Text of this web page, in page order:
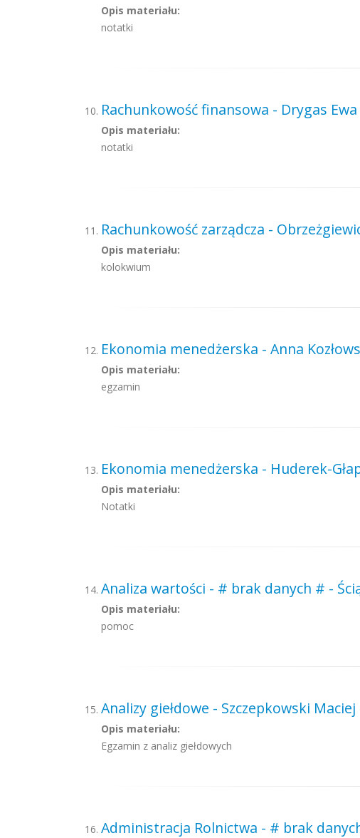
Opis materiału:
notatki
Rachunkowość finansowa - Drygas
Opis materiału:
notatki
Rachunkowość zarządcza -
Opis materiału:
kolokwium
Ekonomia menedżerska - Anna
Opis materiału:
egzamin
Ekonomia menedżerska - Huderek-
Opis materiału:
Notatki
Analiza wartości - # brak danych # -
Opis materiału:
pomoc
Analizy giełdowe - Szczepkowski
Opis materiału:
Egzamin z analiz giełdowych
Administracja Rolnictwa - # brak